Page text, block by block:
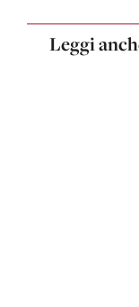
Leggi